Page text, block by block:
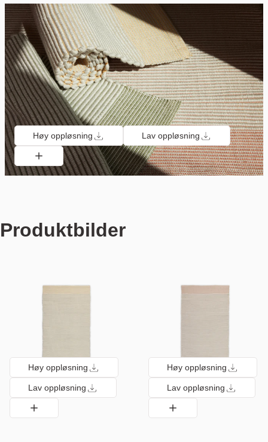
Høy oppløsning Lav oppløsning
Produktbilder
Høy oppløsning
Lav oppløsning
Høy oppløsning
Lav oppløsning